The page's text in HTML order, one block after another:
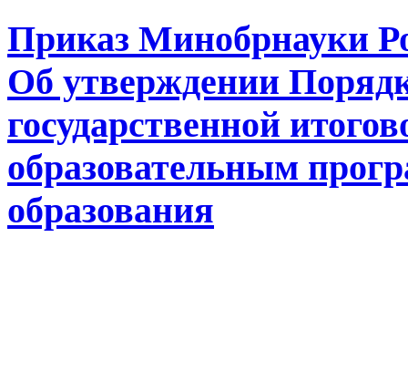
Приказ Минобрнауки
Об утверждении
государственной
образовательным
образования